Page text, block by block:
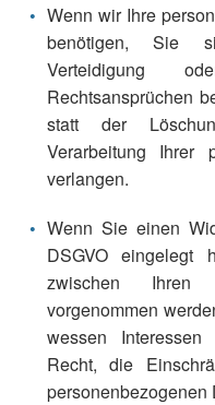
Wenn wir Ihre
benötigen, Sie
Verteidigung
Rechtsansprüchen
statt der
Verarbeitung Ihrer
verlangen.
Wenn Sie einen
DSGVO eingelegt
zwischen Ihren
vorgenommen
wessen
Recht, die
personenbezogenen